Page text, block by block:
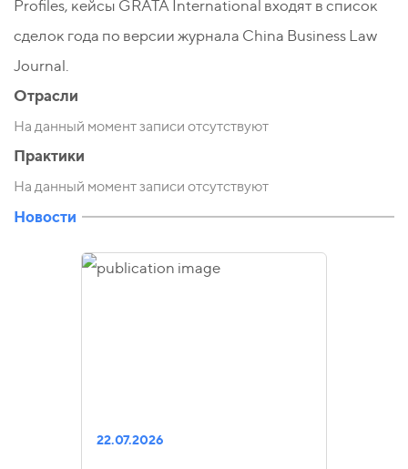
Profiles, кейсы GRATA International входят в список
сделок года по версии журнала China Business Law
Journal.
Отрасли
На данный момент записи отсутствуют
Практики
На данный момент записи отсутствуют
Новости
22.07.2026